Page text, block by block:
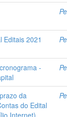
Editais 2021
-
da
do Edital
Internet)